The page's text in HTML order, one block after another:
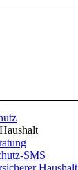
SMS
Haushalt